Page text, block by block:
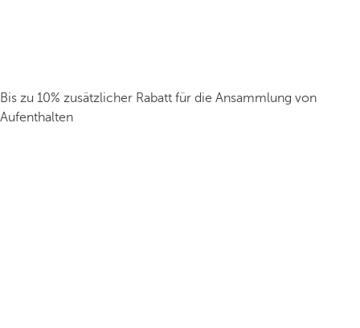
Bis zu 10% zusätzlicher Rabatt für die Ansammlung von
Aufenthalten